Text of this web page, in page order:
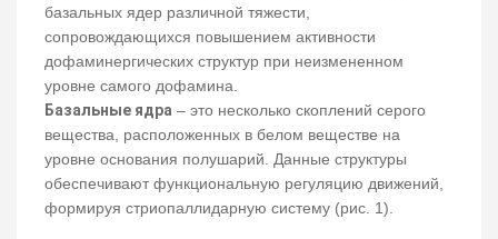
базальных ядер различной тяжести,
сопровождающихся повышением активности
дофаминергических структур при неизмененном
уровне самого дофамина.
Базальные ядра – это несколько скоплений серого
вещества, расположенных в белом веществе на
уровне основания полушарий. Данные структуры
обеспечивают функциональную регуляцию движений,
формируя стриопаллидарную систему (рис. 1).